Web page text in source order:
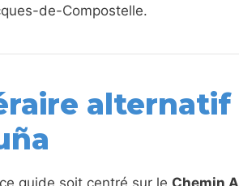
de-Compostelle.
alternatif